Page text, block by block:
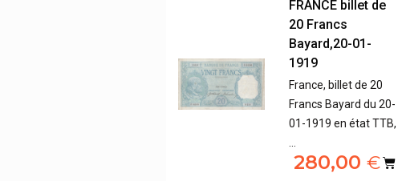
FRANCE billet de
20 Francs
Bayard,20-01-
1919
France, billet de 20
Francs Bayard du 20-
01-1919 en état TTB,
280,00 €